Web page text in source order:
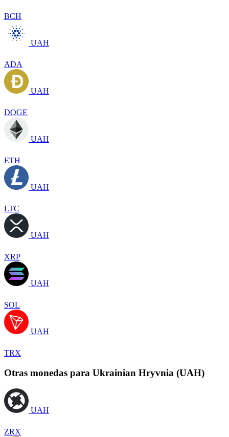
BCH
UAH
ADA
UAH
DOGE
UAH
ETH
UAH
LTC
UAH
XRP
UAH
SOL
UAH
TRX
Otras monedas para Ukrainian Hryvnia (UAH)
UAH
ZRX